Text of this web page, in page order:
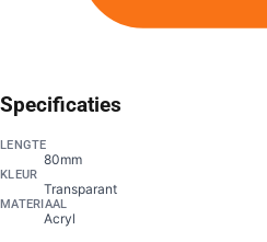
Specificaties
LENGTE
80mm
KLEUR
Transparant
MATERIAAL
Acryl